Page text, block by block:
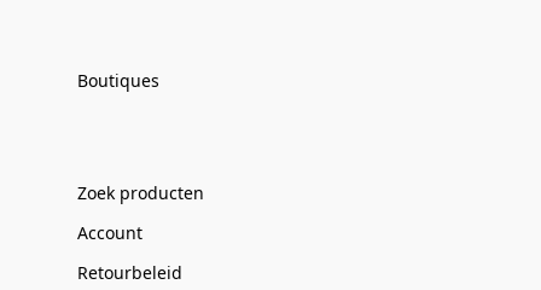
Boutiques
Zoek producten
Account
Retourbeleid